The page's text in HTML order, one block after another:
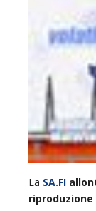
La SA.FI
riproduzione